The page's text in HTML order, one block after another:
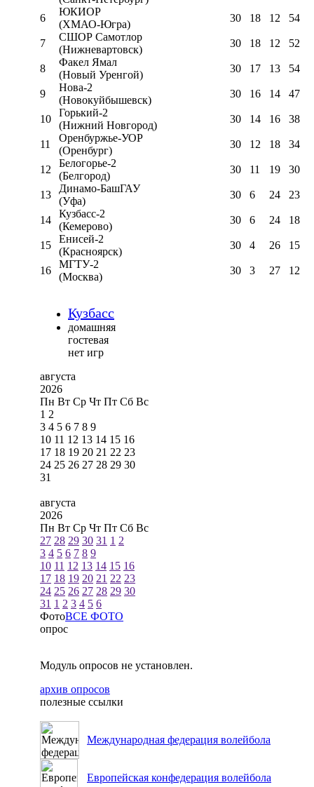
6
ЮКИОР
(ХМАО-Югра)
30 18 12 54
7
СШОР Самотлор
(Нижневартовск)
30 18 12 52
8
Факел Ямал
(Новый Уренгой)
30 17 13 54
9
Нова-2
(Новокуйбышевск)
30 16 14 47
10
Горький-2
(Нижний Новгород)
30 14 16 38
11
Оренбуржье-УОР
(Оренбург)
30 12 18 34
12
Белогорье-2
(Белгород)
30 11 19 30
13
Динамо-БашГАУ
(Уфа)
30 6 24 23
14
Кузбасс-2
(Кемерово)
30 6 24 18
15
Енисей-2
(Красноярск)
30 4 26 15
16
МГТУ-2
(Москва)
30 3 27 12
Кузбасс
домашняя
гостевая
нет игр
августа
2026
Пн Вт Ср Чт Пт Сб Вс
1 2
3 4 5 6 7 8 9
10 11 12 13 14 15 16
17 18 19 20 21 22 23
24 25 26 27 28 29 30
31
августа
2026
Пн Вт Ср Чт Пт Сб Вс
27 28 29 30 31 1 2
3 4 5 6 7 8 9
10 11 12 13 14 15 16
17 18 19 20 21 22 23
24 25 26 27 28 29 30
31 1 2 3 4 5 6
ФотоВСЕ ФОТО
опрос
Модуль опросов не установлен.
архив опросов
полезные ссылки
Международная федерация волейбола
Европейская конфедерация волейбола